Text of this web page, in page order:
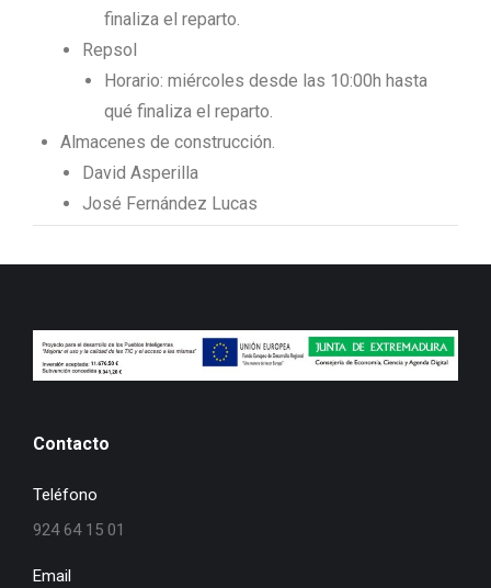
finaliza el reparto.
Repsol
Horario: miércoles desde las 10:00h hasta
qué finaliza el reparto.
Almacenes de construcción.
David Asperilla
José Fernández Lucas
Contacto
Teléfono
924 64 15 01
Email